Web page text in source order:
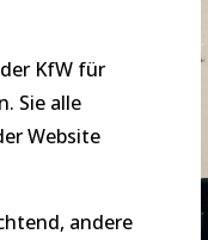
KfW für
Sie alle
Website
andere